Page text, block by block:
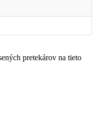
pretekárov na tieto